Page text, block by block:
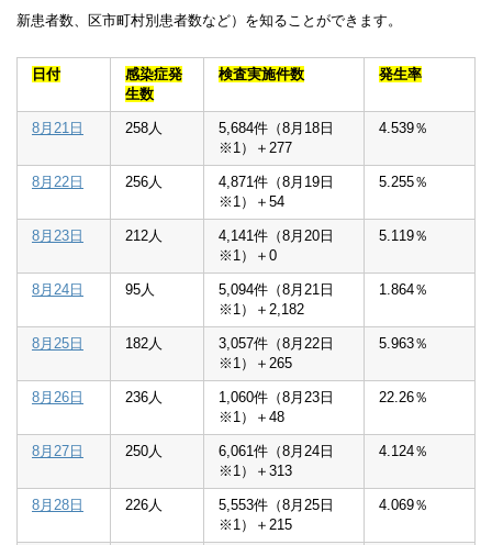
新患者数、区市町村別患者数など）を知ることができます。
日付
感染症発
生数
検査実施件数 発生率
8月21日 258人
5,684件（8月18日
※1）＋277
4.539％
8月22日 256人
4,871件（8月19日
※1）＋54
5.255％
8月23日 212人
4,141件（8月20日
※1）＋0
5.119％
8月24日 95人
5,094件（8月21日
※1）＋2,182
1.864％
8月25日 182人
3,057件（8月22日
※1）＋265
5.963％
8月26日 236人
1,060件（8月23日
※1）＋48
22.26％
8月27日 250人
6,061件（8月24日
※1）＋313
4.124％
8月28日 226人
5,553件（8月25日
※1）＋215
4.069％